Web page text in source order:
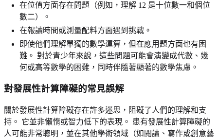
在位值方面存在問題（例如，理解 12 是十位數一和個位
數二）。
在報讀時間或測量配料方面遇到挑戰。
即使他們理解單獨的數學運算，但在應用題方面也有困
難。 對於青少年來說，這些問題可能會演變成代數、幾
何或高等數學的困難，同時伴隨著顯著的數學焦慮。
對發展性計算障礙的常見誤解
關於發展性計算障礙存在許多迷思，阻礙了人們的理解和支
持。 它並非懶惰或智力低下的表現。 患有發展性計算障礙的
人可能非常聰明，並在其他學術領域（如閱讀、寫作或創意藝